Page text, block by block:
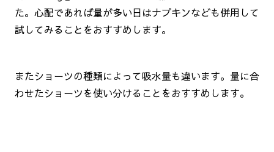
た。心配であれば量が多い日はナプキンなども併用して
試してみることをおすすめします。
またショーツの種類によって吸水量も違います。量に合
わせたショーツを使い分けることをおすすめします。